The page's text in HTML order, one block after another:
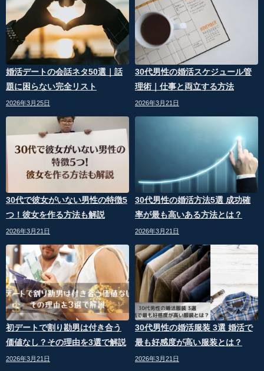
婚活デートの会話ネタ50選｜話
題に困らない完全リスト
2026年3月25日
30代男性の婚活スケジュール管
理術｜仕事と両立する方法
2026年3月21日
30代で彼女がいない男性の特徴5
つ！彼女を作る方法も解説
2026年3月21日
30代男性の婚活方法5選 成功確
率が最も高いある方法とは？
2026年3月21日
初デートで割り勘男は付き合う
価値なし？その理由を3選で解説
2026年3月21日
30代男性の婚活服装 3選 婚活で
最も好感度が高い服装とは？
2026年3月21日